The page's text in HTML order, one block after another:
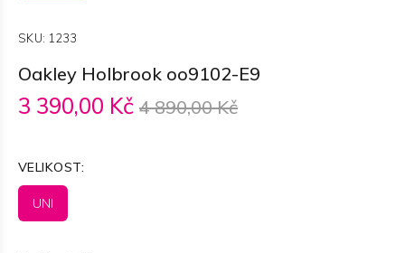
SKU: 1233
Oakley Holbrook oo9102-E9
3 390,00 Kč 4 890,00 Kč
VELIKOST:
UNI